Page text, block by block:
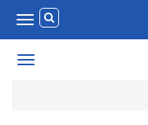
Toggle
Toggle